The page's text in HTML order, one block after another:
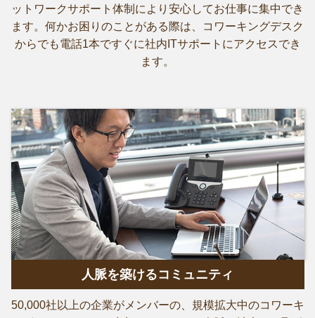
ットワークサポート体制により安心してお仕事に集中でき
ます。何かお困りのことがある際は、コワーキングデスク
からでも電話1本ですぐに社内ITサポートにアクセスでき
ます。
人脈を築けるコミュニティ
50,000社以上の企業がメンバーの、規模拡大中のコワーキ